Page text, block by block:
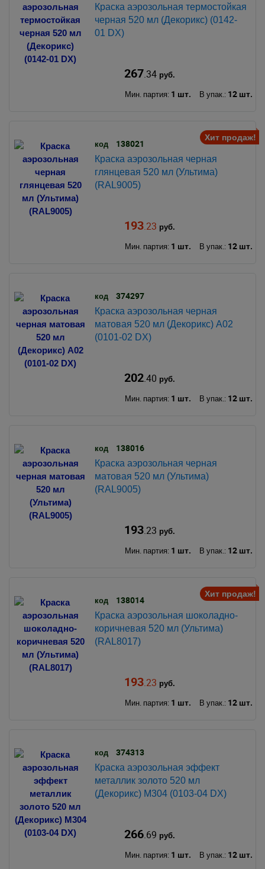
Краска аэрозольная термостойкая
черная 520 мл (Декорикс) (0142-
01 DX)
267.34руб.
Мин. партия: 1 шт. В упак.: 12 шт.
Хит продаж!
код 138021
Краска аэрозольная черная
глянцевая 520 мл (Ультима)
(RAL9005)
193.23 руб.
Мин. партия: 1 шт. В упак.: 12 шт.
код 374297
Краска аэрозольная черная
матовая 520 мл (Декорикс) А02
(0101-02 DX)
202.40 руб.
Мин. партия: 1 шт. В упак.: 12 шт.
код 138016
Краска аэрозольная черная
матовая 520 мл (Ультима)
(RAL9005)
193.23 руб.
Мин. партия: 1 шт. В упак.: 12 шт.
Хит продаж!
код 138014
Краска аэрозольная шоколадно-
коричневая 520 мл (Ультима)
(RAL8017)
193.23 руб.
Мин. партия: 1 шт. В упак.: 12 шт.
код 374313
Краска аэрозольная эффект
металлик золото 520 мл
(Декорикс) М304 (0103-04 DX)
266.69 руб.
Мин. партия: 1 шт. В упак.: 12 шт.